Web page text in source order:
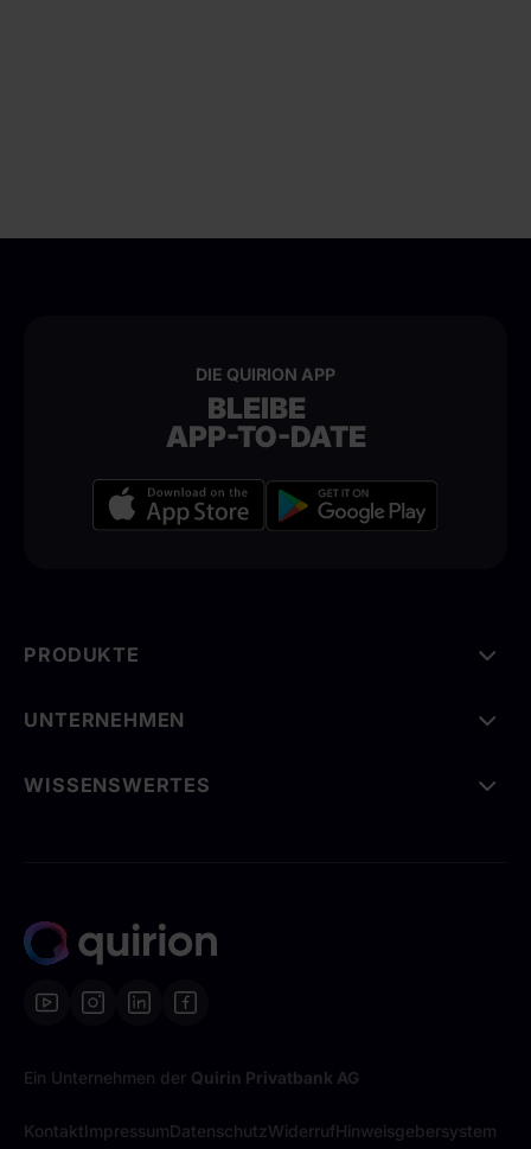
DIE QUIRION APP
BLEIBE
APP-TO-DATE
PRODUKTE
UNTERNEHMEN
WISSENSWERTES
Ein Unternehmen der Quirin Privatbank AG
KontaktImpressumDatenschutzWiderrufHinweisgebersystem